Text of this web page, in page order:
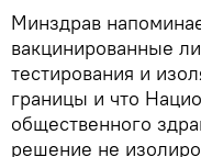
Минздрав
вакцинированные
тестирования и
границы и что
общественного
решение не